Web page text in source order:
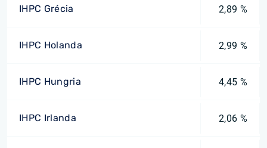
IHPC Grécia 2,89 %
IHPC Holanda 2,99 %
IHPC Hungria 4,45 %
IHPC Irlanda 2,06 %